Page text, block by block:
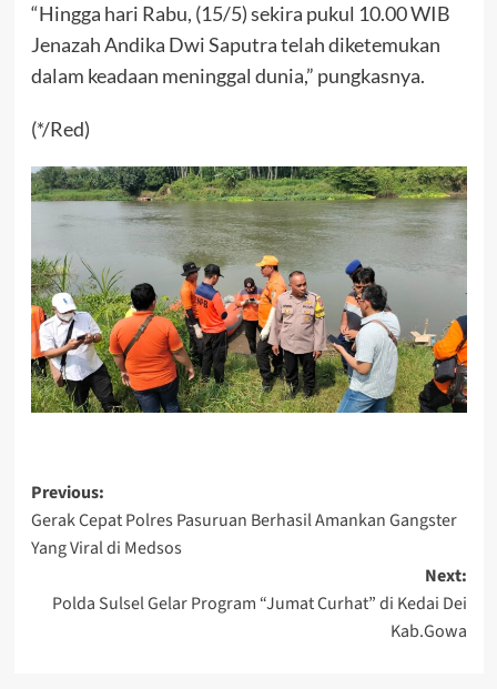
“Hingga hari Rabu, (15/5) sekira pukul 10.00 WIB
Jenazah Andika Dwi Saputra telah diketemukan
dalam keadaan meninggal dunia,” pungkasnya.
(*/Red)
Post
navigation
Previous:
Gerak Cepat Polres Pasuruan Berhasil Amankan Gangster
Yang Viral di Medsos
Next:
Polda Sulsel Gelar Program “Jumat Curhat” di Kedai Dei
Kab.Gowa